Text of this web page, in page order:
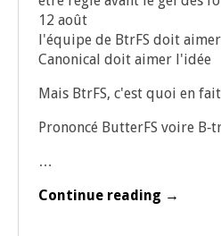
12 août
l'équipe de BtrFS doit
Cano­ni­cal doit aimer l'idée
Mais BtrFS, c'est quoi en
Pro­non­cé But­terFS voire
…
Continue reading →